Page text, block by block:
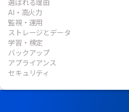
選ばれる理由
AI・高火力
監視・運用
ストレージとデータ
学習・検定
バックアップ
アプライアンス
セキュリティ